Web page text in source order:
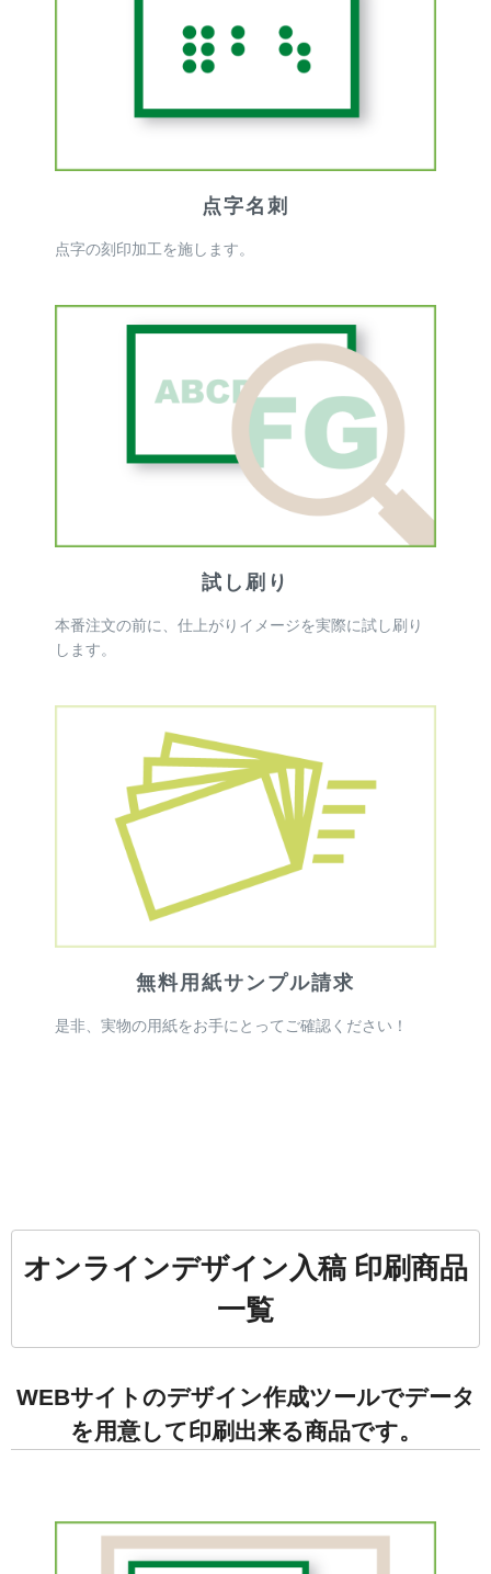
点字名刺
点字の刻印加工を施します。
試し刷り
本番注文の前に、仕上がりイメージを実際に試し刷り
します。
無料用紙サンプル請求
是非、実物の用紙をお手にとってご確認ください！
オンラインデザイン入稿 印刷商品
一覧
WEBサイトのデザイン作成ツールでデータ
を用意して印刷出来る商品です。